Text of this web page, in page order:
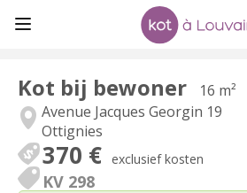
Kot bij bewoner
16 m²
Avenue Jacques Georgin 19
Ottignies
370 € exclusief kosten
KV 298